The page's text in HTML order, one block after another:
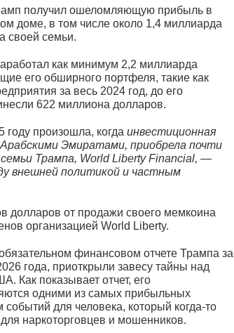
получил ошеломляющую прибыль в
доме, в том числе около 1,4 миллиарда
своей семьи.
как минимум 2,2 миллиарда
его обширного портфеля, такие как
за весь 2024 год, до его
622 миллиона долларов.
году произошла, когда инвестиционная
Эмиратами, приобрела почти
Трампа, World Liberty Financial, —
внешней политикой и частным
долларов от продажи своего мемкоина
организацией World Liberty.
финансовом отчете Трампа за
года, приоткрыли завесу тайны над
Как показывает отчет, его
одними из самых прибыльных
для человека, который когда-то
наркоторговцев и мошенников.